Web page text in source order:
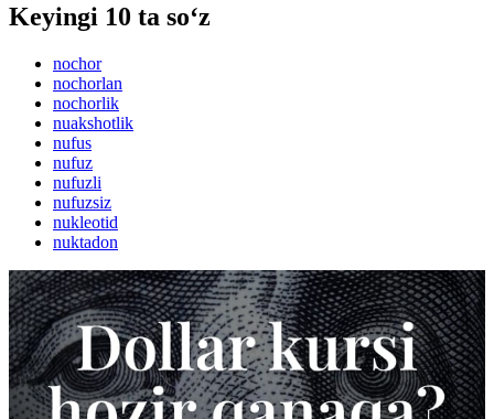
Keyingi 10 ta so‘z
nochor
nochorlan
nochorlik
nuakshotlik
nufus
nufuz
nufuzli
nufuzsiz
nukleotid
nuktadon